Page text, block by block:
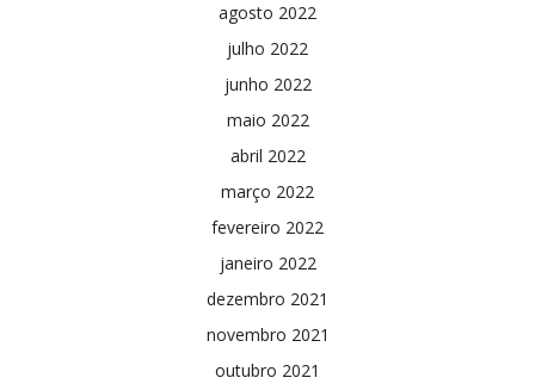
agosto 2022
julho 2022
junho 2022
maio 2022
abril 2022
março 2022
fevereiro 2022
janeiro 2022
dezembro 2021
novembro 2021
outubro 2021